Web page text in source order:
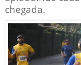
chegada.